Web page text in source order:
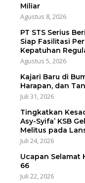
Miliar
Agustus 8, 2026
PT STS Serius
Siap Fasilitasi
Kepatuhan
Agustus 5, 2026
Kajari Baru di
Harapan, dan
Juli 31, 2026
Tingkatkan
Asy-Syifa’ KSB
Melitus pada
Juli 24, 2026
Ucapan Selamat
66
Juli 22, 2026